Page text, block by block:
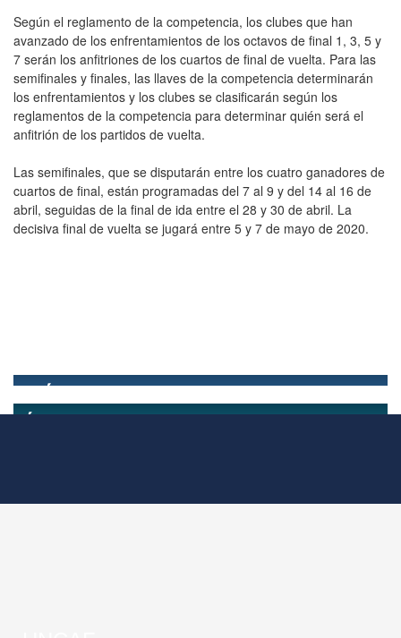
Según el reglamento de la competencia, los clubes que han
avanzado de los enfrentamientos de los octavos de final 1, 3, 5 y
7 serán los anfitriones de los cuartos de final de vuelta. Para las
semifinales y finales, las llaves de la competencia determinarán
los enfrentamientos y los clubes se clasificarán según los
reglamentos de la competencia para determinar quién será el
anfitrión de los partidos de vuelta.
Las semifinales, que se disputarán entre los cuatro ganadores de
cuartos de final, están programadas del 7 al 9 y del 14 al 16 de
abril, seguidas de la final de ida entre el 28 y 30 de abril. La
decisiva final de vuelta se jugará entre 5 y 7 de mayo de 2020.